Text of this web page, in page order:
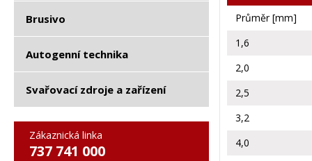
Brusivo
Autogenní technika
Svařovací zdroje a zařízení
Zákaznická linka
737 741 000
Průměr [mm]
1,6
2,0
2,5
3,2
4,0